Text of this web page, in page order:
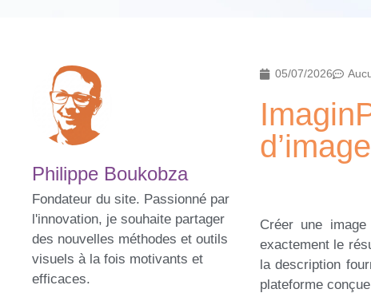
Philippe Boukobza
Fondateur du site. Passionné par
l'innovation, je souhaite partager
des nouvelles méthodes et outils
visuels à la fois motivants et
efficaces.
05/07/2026
d’image
Créer une
exactement le
la description
plateforme